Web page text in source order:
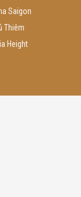
Saigon
Thiêm
Height